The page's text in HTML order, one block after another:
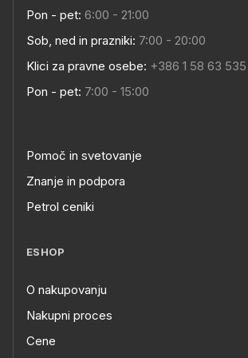
Pon - pet: 6:00 - 21:00
Sob, ned in prazniki: 7:00 - 20:00
Klici za pravne osebe: +386 1 58 63 535
Pon - pet: 7:00 - 15:00
Pomoč in svetovanje
Znanje in podpora
Petrol ceniki
ESHOP
O nakupovanju
Nakupni proces
Cene